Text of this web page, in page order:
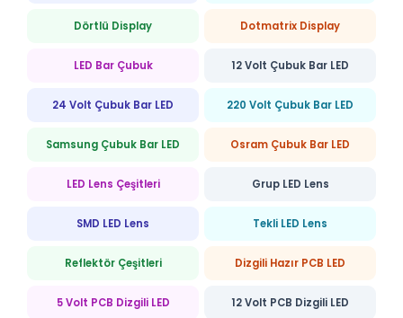
Dörtlü Display Dotmatrix Display
LED Bar Çubuk 12 Volt Çubuk Bar LED
24 Volt Çubuk Bar LED 220 Volt Çubuk Bar LED
Samsung Çubuk Bar LED Osram Çubuk Bar LED
LED Lens Çeşitleri Grup LED Lens
SMD LED Lens Tekli LED Lens
Reflektör Çeşitleri Dizgili Hazır PCB LED
5 Volt PCB Dizgili LED 12 Volt PCB Dizgili LED